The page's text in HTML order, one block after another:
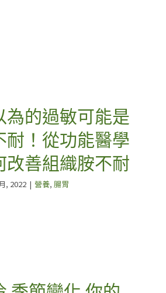
為的過敏可能是
耐！從功能醫學
改善組織胺不耐
, 2022 | 營養, 腸胃